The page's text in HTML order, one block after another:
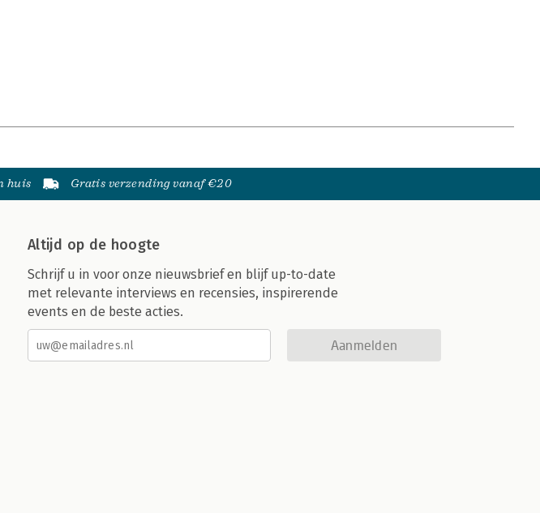
huis Gratis verzending vanaf €20
Altijd op de hoogte
Schrijf u in voor onze nieuwsbrief en blijf up-to-date
met relevante interviews en recensies, inspirerende
events en de beste acties.
Aanmelden